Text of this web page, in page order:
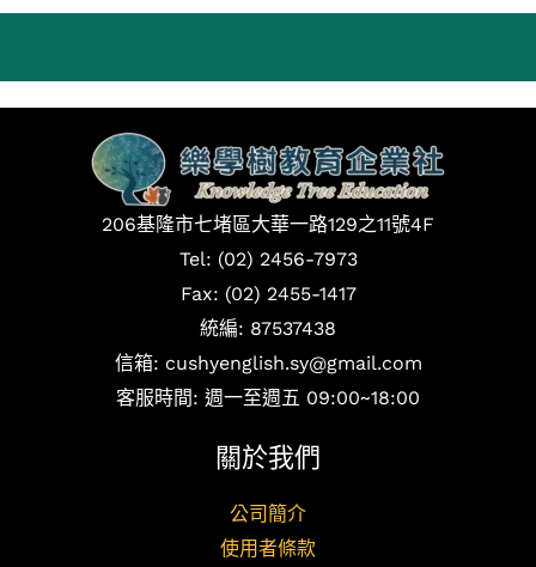
206基隆市七堵區大華一路129之11號4F
Tel: (02) 2456-7973
Fax: (02) 2455-1417
統編: 87537438
信箱: cushyenglish.sy@gmail.com
客服時間: 週一至週五 09:00~18:00
關於我們
公司簡介
使用者條款